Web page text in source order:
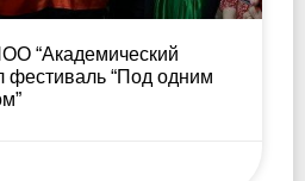
“Академический
фестиваль “Под одним